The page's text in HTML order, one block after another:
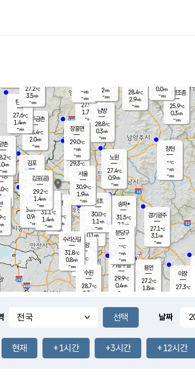
양주
27.9℃
1.7
-mm
과천
26.5℃
0.1m/s
- mm
-mm
-mm
용인
27.2℃
1.8m/s
경기광주
27.1℃
3.1 m/s
-mm
27.9
℃
동
℃
m/s
mm
파주금촌
28.4℃
2.0m/s
-mm
가평조종
25.9℃
0.3m/s
-mm
28.4℃
2.9m/s
-mm
창현
-℃
-m/s
-mm
탄현
27.6℃
1.4m/s
-mm
0.0m/s
-mm
29.8℃
1.2m/s
-mm
마장
27.3℃
의왕
- ℃
m/s
mm
김포
- ℃
-m/s
mm
광명
32.6 ℃
0.5 m/s
-mm
부천
30.9℃
0.9m/s
-mm
-mm
촌
℃
m/s
-mm
구로
31.1℃
1.4m/s
-mm
은평
29.3℃
2.6 m/s
- mm
노원
27.4℃
0.9m/s
-mm
송파*
31.5℃
2.1 m/s
-mm
서초
30.0℃
1.1 m/s
-mm
남방
28.8℃
0.3m/s
-mm
기흥구갈
29.9℃
0.4m/s
-
수리산길
31.8℃
0.8m/s
-mm
분당구
-℃
-m/s
-mm
장흥면
29.0℃
-m/s
-mm
-m/s
-mm
김포(공)
29.2℃
1.4m/s
-mm
수원
28.7℃
0.3 m/s
℃
s
서울
30.9℃
1.9m/s
-mm
27.2℃
3.5m/s
-mm
2m/s
-mm
날짜
현재 +1시간 +3시간 +12시간